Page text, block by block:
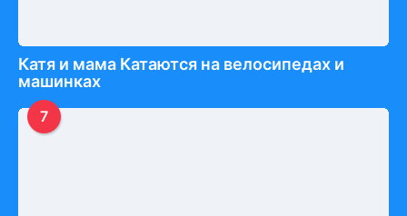
Катя и мама Катаются на велосипедах и
машинках
7